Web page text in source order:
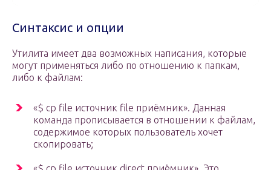
Синтаксис и опции
Утилита имеет два возможных написания, которые
могут применяться либо по отношению к папкам,
либо к файлам:
«$ cp file источник file приёмник». Данная
команда прописывается в отношении к файлам,
содержимое которых пользователь хочет
скопировать;